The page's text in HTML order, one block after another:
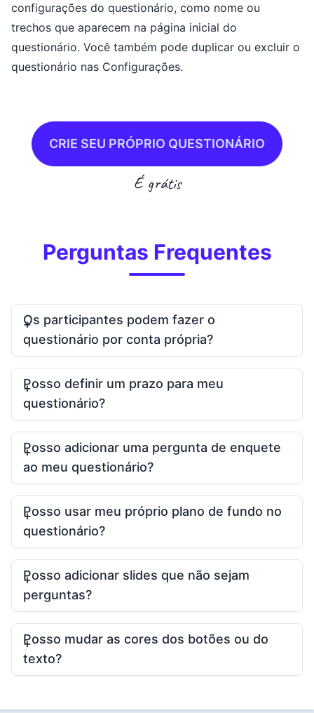
configurações do questionário, como nome ou
trechos que aparecem na página inicial do
questionário. Você também pode duplicar ou excluir o
questionário nas Configurações.
CRIE SEU PRÓPRIO QUESTIONÁRIO
É grátis
Perguntas Frequentes
Os participantes podem fazer o
questionário por conta própria?
Posso definir um prazo para meu
questionário?
Posso adicionar uma pergunta de enquete
ao meu questionário?
Posso usar meu próprio plano de fundo no
questionário?
Posso adicionar slides que não sejam
perguntas?
Posso mudar as cores dos botões ou do
texto?